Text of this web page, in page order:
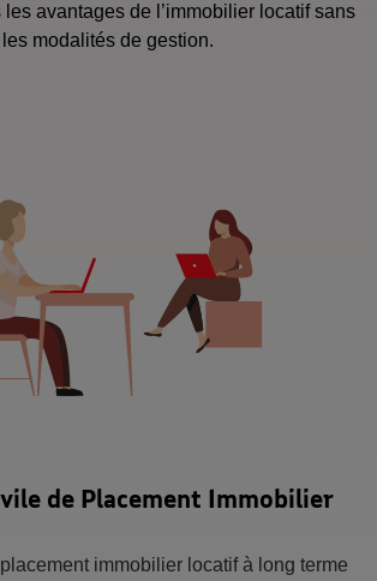
les avantages de l’immobilier locatif sans
les modalités de gestion.
de Placement Immobilier
immobilier locatif à long terme